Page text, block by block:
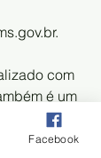
com
é um
no
Facebook